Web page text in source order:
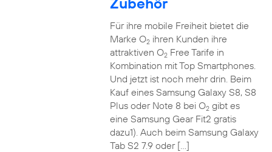
Für ihre mobile Freiheit bietet die
Marke O2ihren Kunden ihre
attraktiven O2Free Tarife in
Kombination mit Top Smartphones.
Und jetzt ist noch mehr drin. Beim
Kauf eines Samsung Galaxy S8, S8
Plus oder Note 8 bei O2gibt es
eine Samsung Gear Fit2 gratis
dazu1). Auch beim Samsung Galaxy
Tab S2 7.9 oder […]